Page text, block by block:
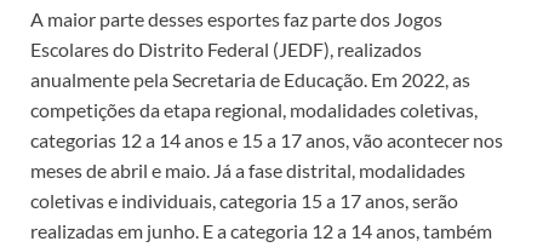
A maior parte desses esportes faz parte dos Jogos
Escolares do Distrito Federal (JEDF), realizados
anualmente pela Secretaria de Educação. Em 2022, as
competições da etapa regional, modalidades coletivas,
categorias 12 a 14 anos e 15 a 17 anos, vão acontecer nos
meses de abril e maio. Já a fase distrital, modalidades
coletivas e individuais, categoria 15 a 17 anos, serão
realizadas em junho. E a categoria 12 a 14 anos, também